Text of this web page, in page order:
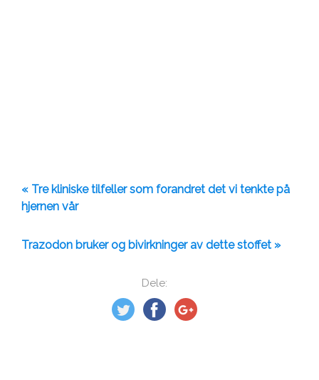
Dele:
« Tre kliniske tilfeller som forandret det vi tenkte på
hjernen vår
Trazodon bruker og bivirkninger av dette stoffet »